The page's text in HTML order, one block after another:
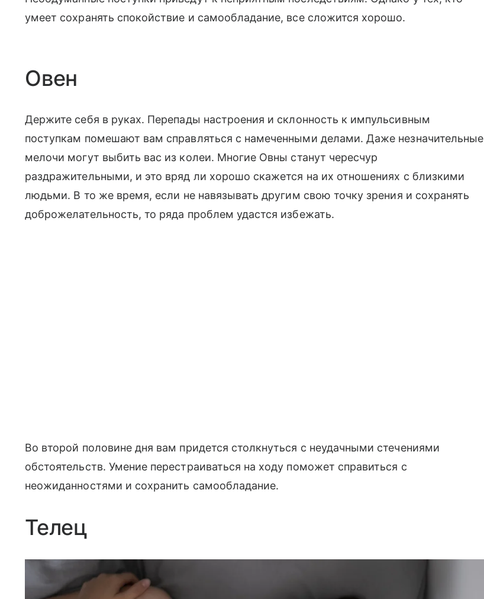
умеет сохранять спокойствие и самообладание, все сложится хорошо.
Овен
Держите себя в руках. Перепады настроения и склонность к импульсивным
поступкам помешают вам справляться с намеченными делами. Даже незначительные
мелочи могут выбить вас из колеи. Многие Овны станут чересчур
раздражительными, и это вряд ли хорошо скажется на их отношениях с близкими
людьми. В то же время, если не навязывать другим свою точку зрения и сохранять
доброжелательность, то ряда проблем удастся избежать.
Во второй половине дня вам придется столкнуться с неудачными стечениями
обстоятельств. Умение перестраиваться на ходу поможет справиться с
неожиданностями и сохранить самообладание.
Телец